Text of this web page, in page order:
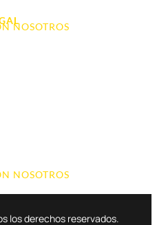
NOSOTROS
NOSOTROS
los derechos reservados.